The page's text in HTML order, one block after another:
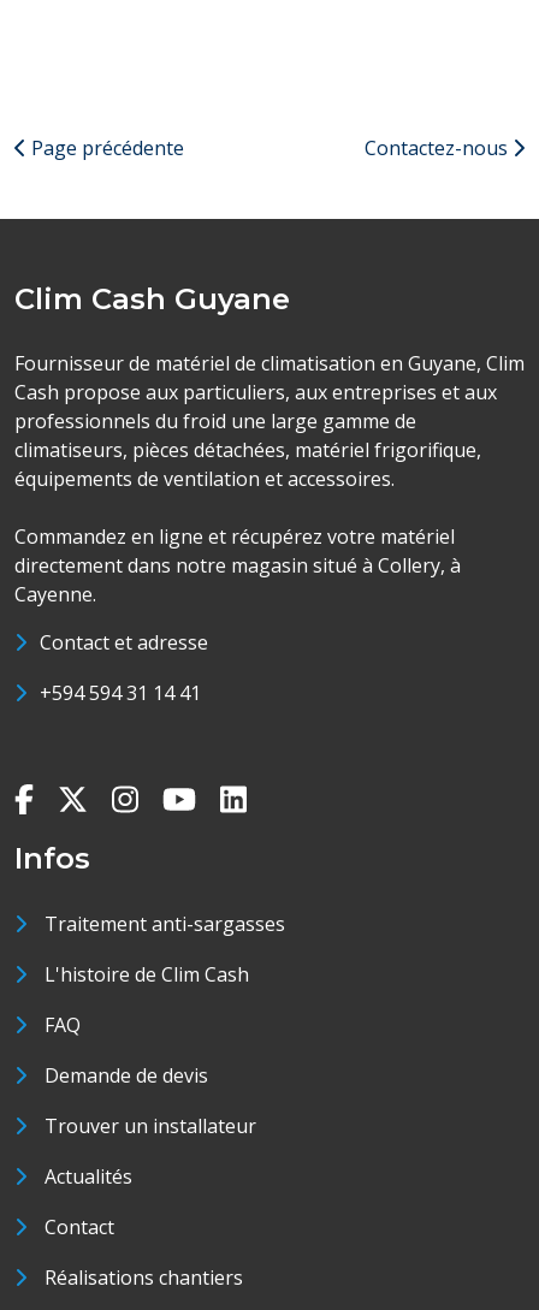
Page précédente Contactez-nous
Clim Cash Guyane
Fournisseur de matériel de climatisation en Guyane, Clim
Cash propose aux particuliers, aux entreprises et aux
professionnels du froid une large gamme de
climatiseurs, pièces détachées, matériel frigorifique,
équipements de ventilation et accessoires.
Commandez en ligne et récupérez votre matériel
directement dans notre magasin situé à Collery, à
Cayenne.
Contact et adresse
+594 594 31 14 41
Infos
Traitement anti-sargasses
L'histoire de Clim Cash
FAQ
Demande de devis
Trouver un installateur
Actualités
Contact
Réalisations chantiers